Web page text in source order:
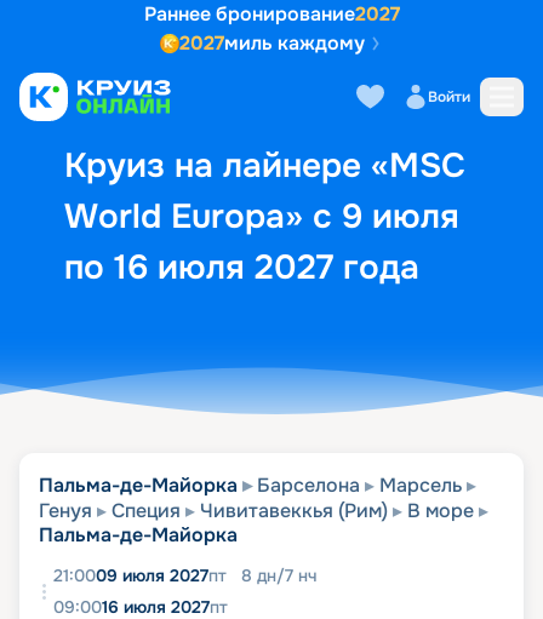
Раннее бронирование2027
2027миль каждому
Войти
Круиз на лайнере «MSC
World Europa» с 9 июля
по 16 июля 2027 года
Выбор кают Маршрут и
Пальма-де-Майорка Барселона
Марсель
Генуя
Специя Чивитавеккья (Рим)
В море
Пальма-де-Майорка
21:0009 июля 2027пт 8 дн/7 нч
09:0016 июля 2027пт